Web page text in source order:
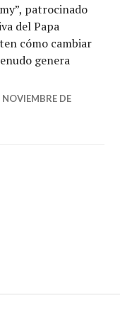
patrocinado
del Papa
cómo cambiar
genera
Economy of
NOVIEMBRE DE